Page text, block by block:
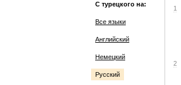
С турецкого на:
Все языки
Английский
Немецкий
Русский
1
2